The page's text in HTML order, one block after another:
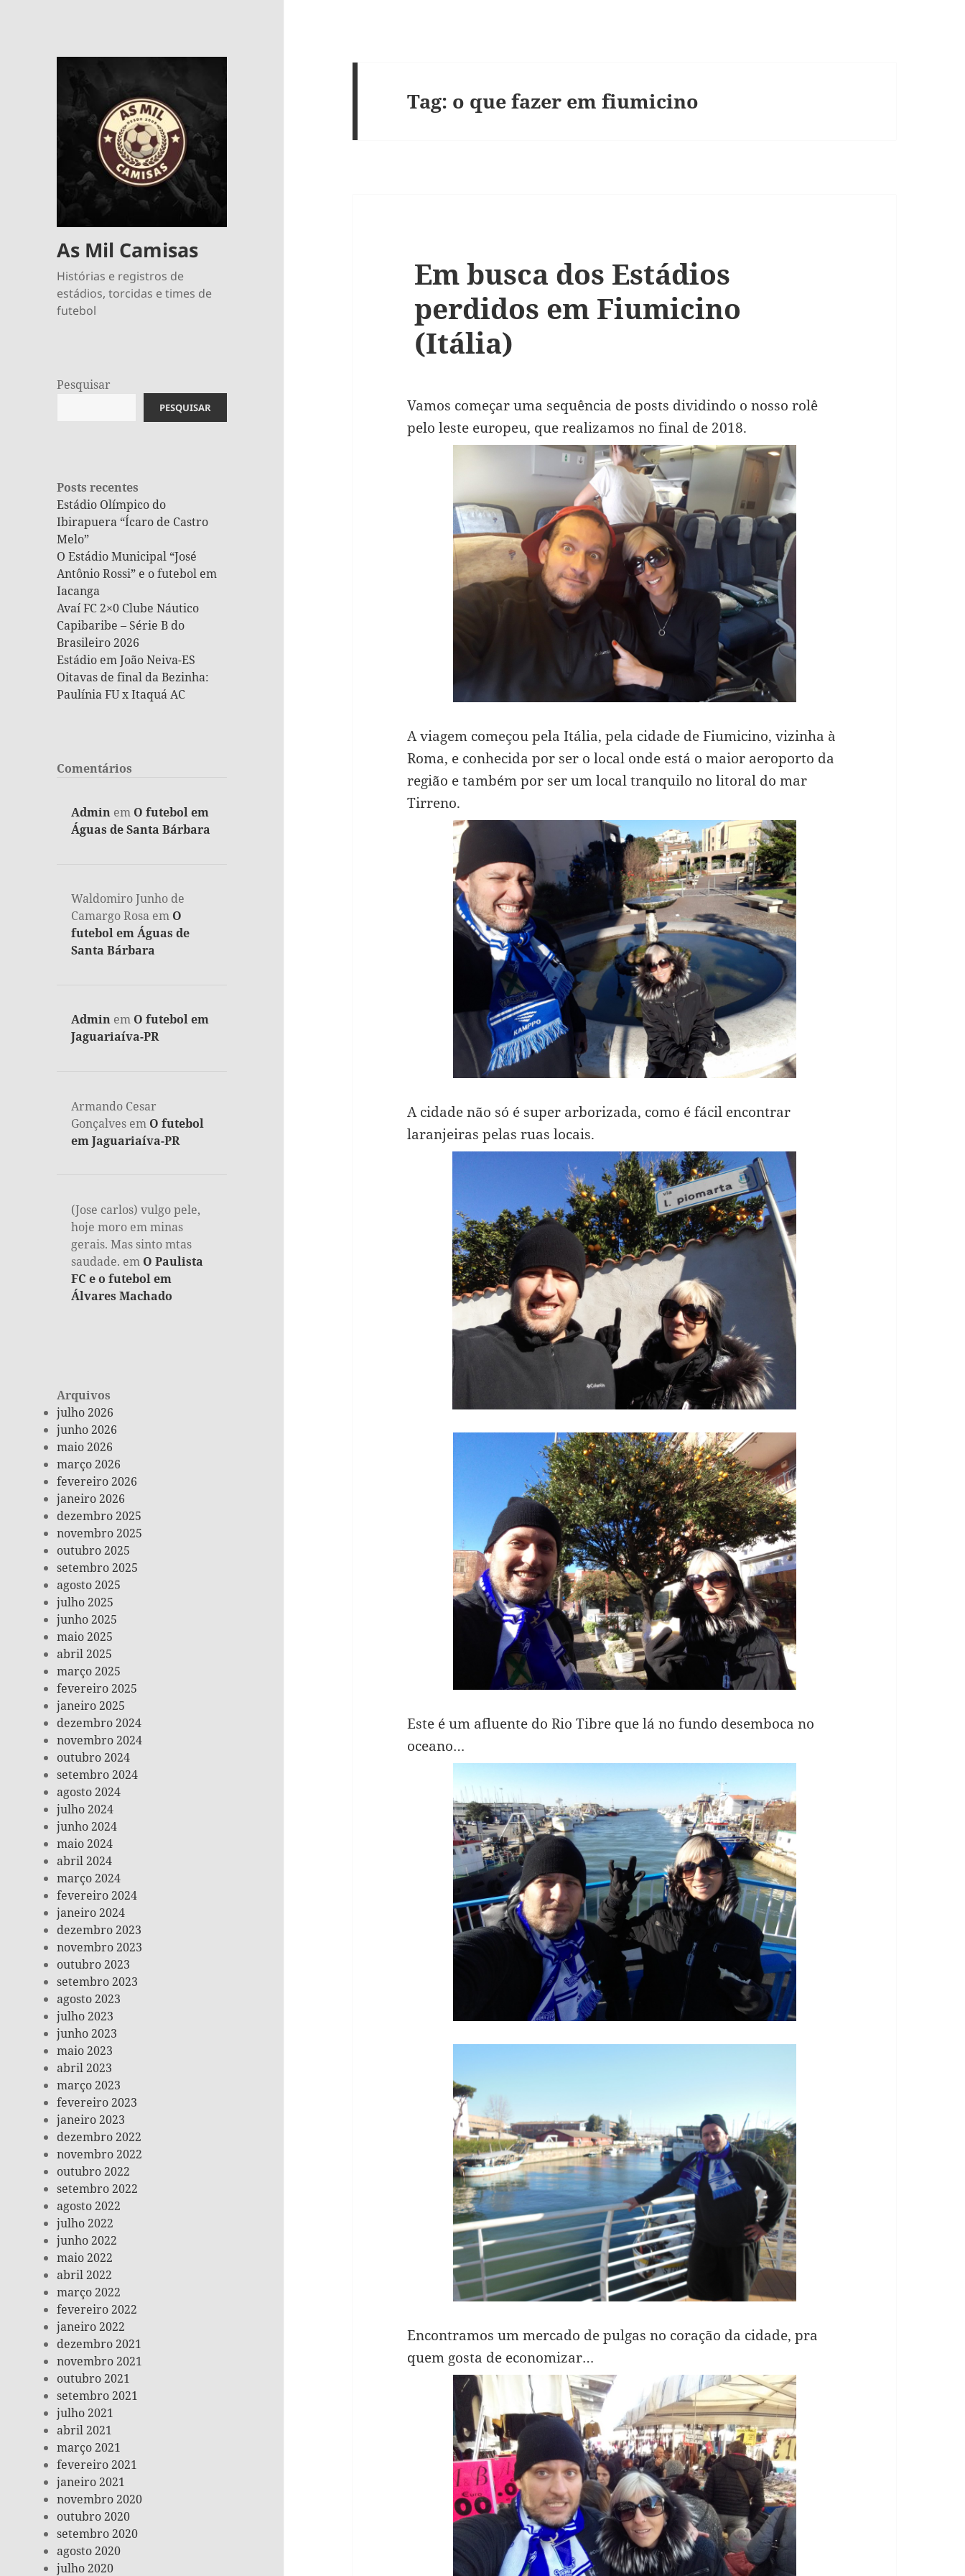
As Mil Camisas
Histórias e registros de
estádios, torcidas e times de
futebol
Pesquisar
PESQUISAR
Posts recentes
Estádio Olímpico do
Ibirapuera “Ícaro de Castro
Melo”
O Estádio Municipal “José
Antônio Rossi” e o futebol em
Iacanga
Avaí FC 2×0 Clube Náutico
Capibaribe – Série B do
Brasileiro 2026
Estádio em João Neiva-ES
Oitavas de final da Bezinha:
Paulínia FU x Itaquá AC
Comentários
Admin em O futebol em
Águas de Santa Bárbara
Waldomiro Junho de
Camargo Rosa em O
futebol em Águas de
Santa Bárbara
Admin em O futebol em
Jaguariaíva-PR
Armando Cesar
Gonçalves em O futebol
em Jaguariaíva-PR
(Jose carlos) vulgo pele,
hoje moro em minas
gerais. Mas sinto mtas
saudade. em O Paulista
FC e o futebol em
Álvares Machado
Arquivos
julho 2026
junho 2026
maio 2026
março 2026
fevereiro 2026
janeiro 2026
dezembro 2025
novembro 2025
outubro 2025
setembro 2025
agosto 2025
julho 2025
junho 2025
maio 2025
abril 2025
março 2025
fevereiro 2025
janeiro 2025
dezembro 2024
novembro 2024
outubro 2024
setembro 2024
agosto 2024
julho 2024
junho 2024
maio 2024
abril 2024
março 2024
fevereiro 2024
janeiro 2024
dezembro 2023
novembro 2023
outubro 2023
setembro 2023
agosto 2023
julho 2023
junho 2023
maio 2023
abril 2023
março 2023
fevereiro 2023
janeiro 2023
dezembro 2022
novembro 2022
outubro 2022
setembro 2022
agosto 2022
julho 2022
junho 2022
maio 2022
abril 2022
março 2022
fevereiro 2022
janeiro 2022
dezembro 2021
novembro 2021
outubro 2021
setembro 2021
julho 2021
abril 2021
março 2021
fevereiro 2021
janeiro 2021
novembro 2020
outubro 2020
setembro 2020
agosto 2020
julho 2020
Tag: o que fazer em fiumicino
Em busca dos Estádios
perdidos em Fiumicino
(Itália)
Vamos começar uma sequência de posts dividindo o nosso rolê
pelo leste europeu, que realizamos no final de 2018.
A viagem começou pela Itália, pela cidade de Fiumicino, vizinha à
Roma, e conhecida por ser o local onde está o maior aeroporto da
região e também por ser um local tranquilo no litoral do mar
Tirreno.
A cidade não só é super arborizada, como é fácil encontrar
laranjeiras pelas ruas locais.
Este é um afluente do Rio Tibre que lá no fundo desemboca no
oceano…
Encontramos um mercado de pulgas no coração da cidade, pra
quem gosta de economizar…